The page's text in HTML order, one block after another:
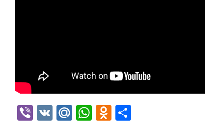
Viber
VK Mail.Ru
WhatsApp
Odnoklassniki